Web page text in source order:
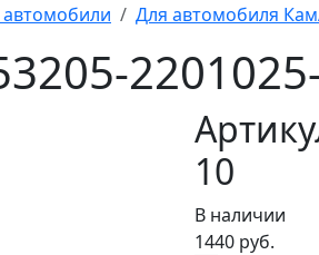
автомобили Для автомобиля
10
В наличии
1440 руб.